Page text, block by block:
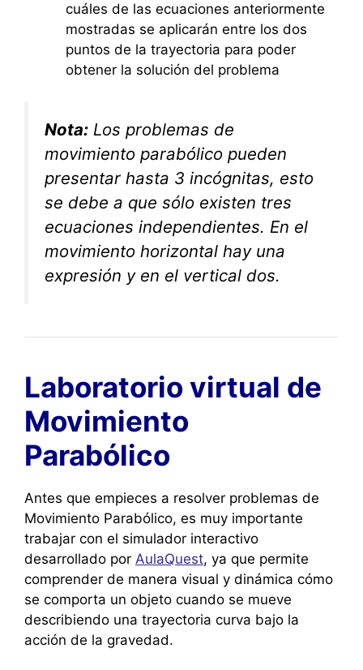
cuáles de las ecuaciones anteriormente
mostradas se aplicarán entre los dos
puntos de la trayectoria para poder
obtener la solución del problema
Nota: Los problemas de
movimiento parabólico pueden
presentar hasta 3 incógnitas, esto
se debe a que sólo existen tres
ecuaciones independientes. En el
movimiento horizontal hay una
expresión y en el vertical dos.
Laboratorio virtual de
Movimiento
Parabólico
Antes que empieces a resolver problemas de
Movimiento Parabólico, es muy importante
trabajar con el simulador interactivo
desarrollado por AulaQuest, ya que permite
comprender de manera visual y dinámica cómo
se comporta un objeto cuando se mueve
describiendo una trayectoria curva bajo la
acción de la gravedad.